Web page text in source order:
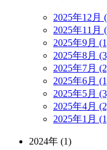
2025年12月
2025年11月
2025年9月
2025年8月
2025年7月
2025年6月
2025年5月
2025年4月
2025年1月
2024年 (1)